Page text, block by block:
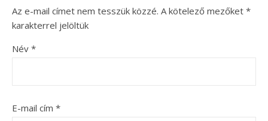
Az e-mail címet nem tesszük közzé. A kötelező mezőket *
karakterrel jelöltük
Név *
E-mail cím *